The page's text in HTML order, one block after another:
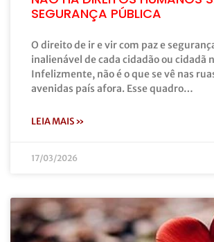
SEGURANÇA PÚBLICA
O direito de ir e vir com paz e
inalienável de cada cidadão ou cidadã
Infelizmente, não é o que se vê nas
avenidas país afora. Esse quadro…
LEIA MAIS »
17/03/2026